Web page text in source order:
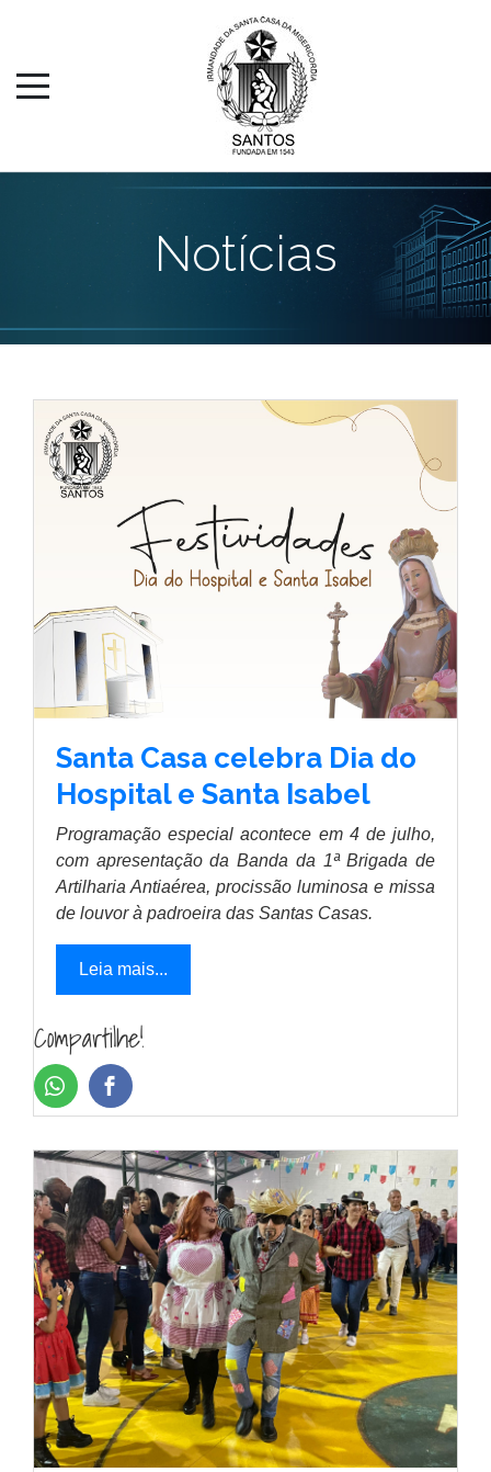
Notícias
Santa Casa celebra Dia do
Hospital e Santa Isabel
Programação especial acontece em 4 de julho,
com apresentação da Banda da 1ª Brigada de
Artilharia Antiaérea, procissão luminosa e missa
de louvor à padroeira das Santas Casas.
Leia mais...
Compartilhe!